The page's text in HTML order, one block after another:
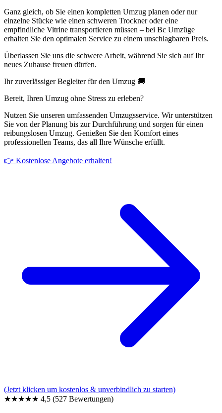
Ganz gleich, ob Sie einen kompletten Umzug planen oder nur
einzelne Stücke wie einen schweren Trockner oder eine
empfindliche Vitrine transportieren müssen – bei Bc Umzüge
erhalten Sie den optimalen Service zu einem unschlagbaren Preis.
Überlassen Sie uns die schwere Arbeit, während Sie sich auf Ihr
neues Zuhause freuen dürfen.
Ihr zuverlässiger Begleiter für den Umzug 🚚
Bereit, Ihren Umzug ohne Stress zu erleben?
Nutzen Sie unseren umfassenden Umzugsservice. Wir unterstützen
Sie von der Planung bis zur Durchführung und sorgen für einen
reibungslosen Umzug. Genießen Sie den Komfort eines
professionellen Teams, das all Ihre Wünsche erfüllt.
👉 Kostenlose Angebote erhalten!
(Jetzt klicken um kostenlos & unverbindlich zu starten)
★★★★★ 4,5 (527 Bewertungen)